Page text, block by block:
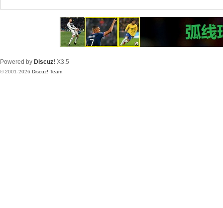
Powered by Discuz! X3.5
© 2001-2026 Discuz! Team